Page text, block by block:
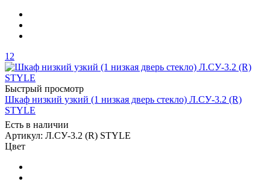
12
Быстрый просмотр
Шкаф низкий узкий (1 низкая дверь стекло) Л.СУ-3.2 (R)
STYLE
Есть в наличии
Артикул: Л.СУ-3.2 (R) STYLE
Цвет